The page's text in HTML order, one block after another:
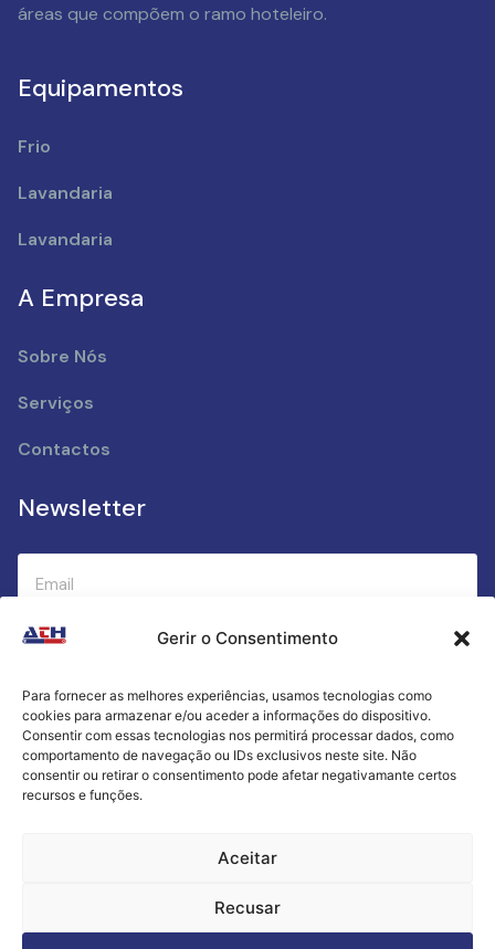
Gerir o Consentimento
Para fornecer as melhores experiências, usamos tecnologias como
cookies para armazenar e/ou aceder a informações do dispositivo.
Consentir com essas tecnologias nos permitirá processar dados, como
comportamento de navegação ou IDs exclusivos neste site. Não
consentir ou retirar o consentimento pode afetar negativamante certos
recursos e funções.
Aceitar
Recusar
áreas que compõem o ramo hoteleiro.
Equipamentos
Frio
Lavandaria
Lavandaria
A Empresa
Sobre Nós
Serviços
Contactos
Newsletter
Submeter
Criamos a cozinha perfeita para o seu sucesso
gastronómico!
Livro de Reclamações